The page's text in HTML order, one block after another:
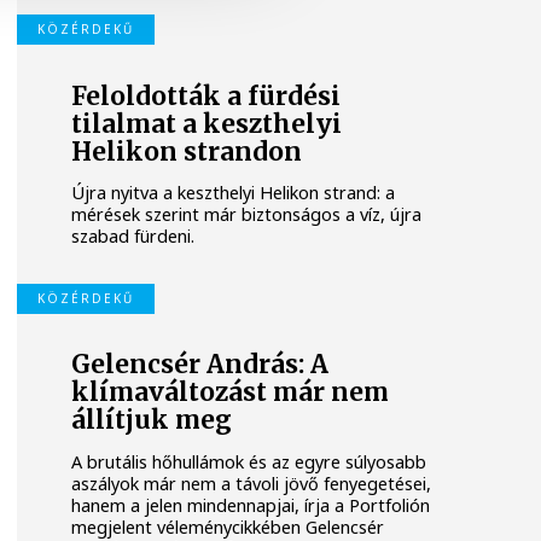
KÖZÉRDEKŰ
Feloldották a fürdési
tilalmat a keszthelyi
Helikon strandon
Újra nyitva a keszthelyi Helikon strand: a
mérések szerint már biztonságos a víz, újra
szabad fürdeni.
KÖZÉRDEKŰ
Gelencsér András: A
klímaváltozást már nem
állítjuk meg
A brutális hőhullámok és az egyre súlyosabb
aszályok már nem a távoli jövő fenyegetései,
hanem a jelen mindennapjai, írja a Portfolión
megjelent véleménycikkében Gelencsér